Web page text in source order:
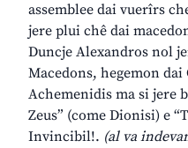
assemblee dai vuerîrs
jere plui chê dai
Duncje Alexandros nol
Macedons, hegemon dai
Achemenidis ma si jere
Zeus” (come Dionisi) e
Invincibil!. (al va